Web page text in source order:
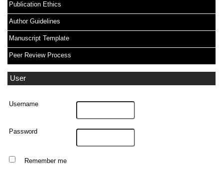
Publication Ethics
Author Guidelines
Manuscript Template
Peer Review Process
User
Username
Password
Remember me